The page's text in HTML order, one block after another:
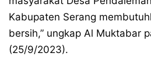
Kabupaten Serang
bersih,” ungkap Al Muktabar
(25/9/2023).